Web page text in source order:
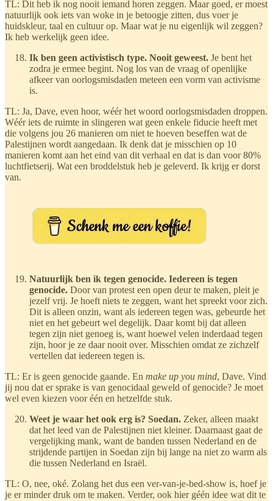
TL: Dit heb ik nog nooit iemand horen zeggen. Maar goed, er moest
natuurlijk ook iets van woke in je betoogje zitten, dus voer je
huidskleur, taal en cultuur op. Maar wat je nu eigenlijk wil zeggen?
Ik heb werkelijk geen idee.
Ik ben geen activistisch type. Nooit geweest. Je bent het
zodra je ermee begint. Nog los van de vraag of openlijke
afkeer van oorlogsmisdaden meteen een vorm van activisme
is.
TL: Ja, Dave, even hoor, wéér het woord oorlogsmisdaden droppen.
Wéér iets de ruimte in slingeren wat geen enkele fiducie heeft met
die volgens jou 26 manieren om niet te hoeven beseffen wat de
Palestijnen wordt aangedaan. Ik denk dat je misschien op 10
manieren komt aan het eind van dit verhaal en dat is dan voor 80%
luchtfietserij. Wat een broddelstuk heb je geleverd. Ik krijg er dorst
van.
Natuurlijk ben ik tegen genocide. Iedereen is tegen
genocide. Door van protest een open deur te maken, pleit je
jezelf vrij. Je hoeft niets te zeggen, want het spreekt voor zich.
Dit is alleen onzin, want als iedereen tegen was, gebeurde het
niet en het gebeurt wel degelijk. Daar komt bij dat alleen
tegen zijn niet genoeg is, want hoewel velen inderdaad tegen
zijn, hoor je ze daar nooit over. Misschien omdat ze zichzelf
vertellen dat iedereen tegen is.
TL: Er is geen genocide gaande. En make up you mind, Dave. Vind
jij nou dat er sprake is van genocidaal geweld of genocide? Je moet
wel even kiezen voor één en hetzelfde stuk.
Weet je waar het ook erg is? Soedan. Zeker, alleen maakt
dat het leed van de Palestijnen niet kleiner. Daarnaast gaat de
vergelijking mank, want de banden tussen Nederland en de
strijdende partijen in Soedan zijn bij lange na niet zo warm als
die tussen Nederland en Israël.
TL: O, nee, oké. Zolang het dus een ver-van-je-bed-show is, hoef je
je er minder druk om te maken. Verder, ook hier géén idee wat dit te